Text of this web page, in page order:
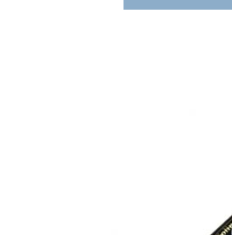
€9,00